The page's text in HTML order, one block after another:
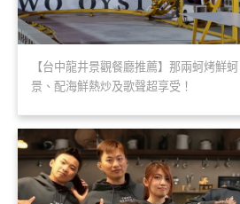
【台中龍井景觀餐廳推薦】那兩蚵烤鮮
景、配海鮮熱炒及歌聲超享受！